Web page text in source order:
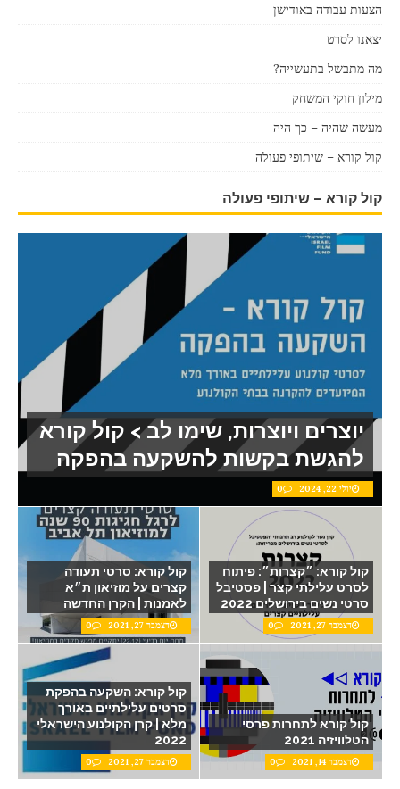
הצעות עבודה באודישן
יצאנו לסרט
מה מתבשל בתעשייה?
מילון חוקי המשחק
מעשה שהיה – כך היה
קול קורא – שיתופי פעולה
קול קורא – שיתופי פעולה
יוצרים ויוצרות, שימו לב > קול קורא
להגשת בקשות להשקעה בהפקה
יולי 22, 2024 0
קול קורא: סרטי תעודה
קצרים על מוזיאון ת״א
לאמנות | הקרן החדשה
דצמבר 27, 2021 0
קול קורא: ״קצרות״: פיתוח
לסרט עלילתי קצר | פסטיבל
סרטי נשים בירושלים 2022
דצמבר 27, 2021 0
קול קורא: השקעה בהפקת
סרטים עלילתיים באורך
מלא | קרן הקולנוע הישראלי
2022
דצמבר 27, 2021 0
קול קורא לתחרות פרסי
הטלוויזיה 2021
דצמבר 14, 2021 0